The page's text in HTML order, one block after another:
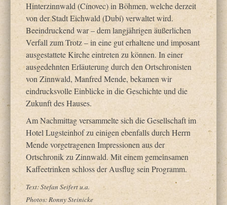
Hinterzinnwald (Cínovec) in Böhmen, welche derzeit
von der Stadt Eichwald (Dubí) verwaltet wird.
Beeindruckend war – dem langjährigen äußerlichen
Verfall zum Trotz – in eine gut erhaltene und imposant
ausgestattete Kirche eintreten zu können. In einer
ausgedehnten Erläuterung durch den Ortschronisten
von Zinnwald, Manfred Mende, bekamen wir
eindrucksvolle Einblicke in die Geschichte und die
Zukunft des Hauses.
Am Nachmittag versammelte sich die Gesellschaft im
Hotel Lugsteinhof zu einigen ebenfalls durch Herrn
Mende vorgetragenen Impressionen aus der
Ortschronik zu Zinnwald. Mit einem gemeinsamen
Kaffeetrinken schloss der Ausflug sein Programm.
Text: Stefan Seifert u.a.
Photos: Ronny Steinicke